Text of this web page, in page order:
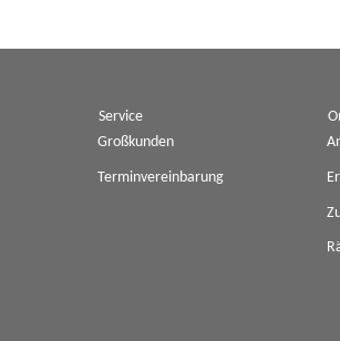
Service
Großkunden
Terminvereinbarung